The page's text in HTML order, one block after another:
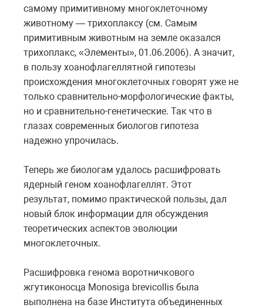
самому примитивному многоклеточному
животному — трихоплаксу (см. Самым
примитивным животным на земле оказался
трихоплакс, «Элементы», 01.06.2006). А значит,
в пользу хоанофлагеллятной гипотезы
происхождения многоклеточных говорят уже не
только сравнительно-морфологические факты,
но и сравнительно-генетические. Так что в
глазах современных биологов гипотеза
надежно упрочилась.
Теперь же биологам удалось расшифровать
ядерный геном хоанофлагеллят. Этот
результат, помимо практической пользы, дал
новый блок информации для обсуждения
теоретических аспектов эволюции
многоклеточных.
Расшифровка генома воротничкового
жгутиконосца Monosiga brevicollis была
выполнена на базе Института объединенных